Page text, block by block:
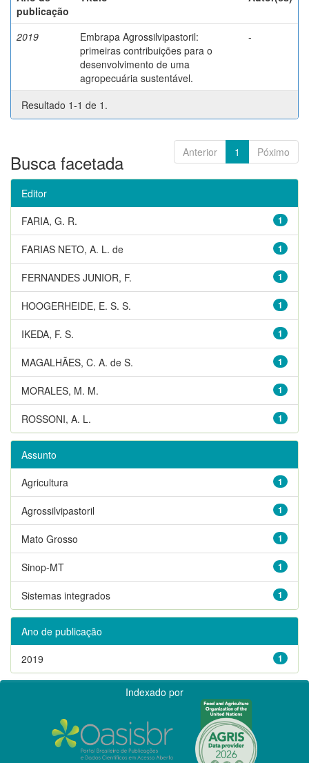
publicação
2019
Embrapa Agrossilvipastoril:
primeiras contribuições para o
desenvolvimento de uma
agropecuária sustentável.
-
Resultado 1-1 de 1.
Anterior 1 Póximo
Busca facetada
Editor
1
FARIA, G. R.
1
FARIAS NETO, A. L. de
1
FERNANDES JUNIOR, F.
1
HOOGERHEIDE, E. S. S.
1
IKEDA, F. S.
1
MAGALHÃES, C. A. de S.
1
MORALES, M. M.
1
ROSSONI, A. L.
Assunto
1
Agricultura
1
Agrossilvipastoril
1
Mato Grosso
1
Sinop-MT
1
Sistemas integrados
Ano de publicação
1
2019
Indexado por